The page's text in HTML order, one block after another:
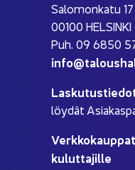
Sa­lo­mon­ka­tu 17
00100 HEL­SIN­KI
Puh. 09 6850
löy­dät
ku­lut­ta­jil­le